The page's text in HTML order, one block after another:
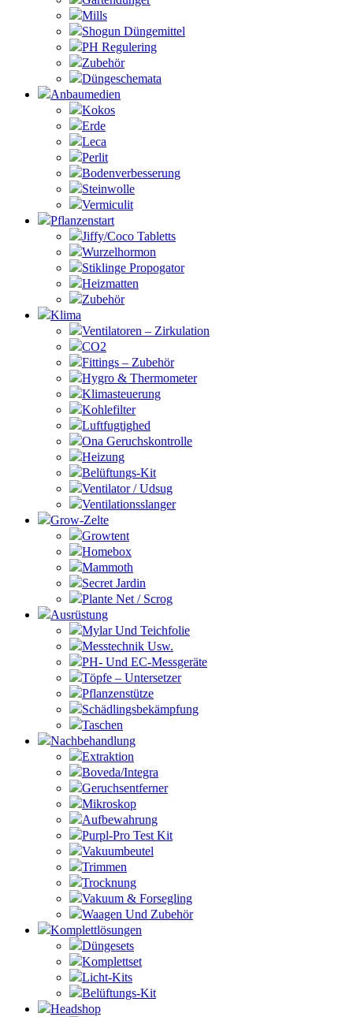
Mills
Shogun Düngemittel
PH Regulering
Zubehör
Düngeschemata
Anbaumedien
Kokos
Erde
Leca
Perlit
Bodenverbesserung
Steinwolle
Vermiculit
Pflanzenstart
Jiffy/Coco Tabletts
Wurzelhormon
Stiklinge Propogator
Heizmatten
Zubehör
Klima
Ventilatoren – Zirkulation
CO2
Fittings – Zubehör
Hygro & Thermometer
Klimasteuerung
Kohlefilter
Luftfugtighed
Ona Geruchskontrolle
Heizung
Belüftungs-Kit
Ventilator / Udsug
Ventilationsslanger
Grow-Zelte
Growtent
Homebox
Mammoth
Secret Jardin
Plante Net / Scrog
Ausrüstung
Mylar Und Teichfolie
Messtechnik Usw.
PH- Und EC-Messgeräte
Töpfe – Untersetzer
Pflanzenstütze
Schädlingsbekämpfung
Taschen
Nachbehandlung
Extraktion
Boveda/Integra
Geruchsentferner
Mikroskop
Aufbewahrung
Purpl-Pro Test Kit
Vakuumbeutel
Trimmen
Trocknung
Vakuum & Forsegling
Waagen Und Zubehör
Komplettlösungen
Düngesets
Komplettset
Licht-Kits
Belüftungs-Kit
Headshop